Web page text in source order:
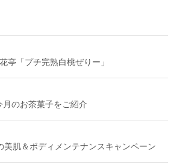
「プチ完熟白桃ぜりー」
のお茶菓子をご紹介
美肌＆ボディメンテナンスキャンペーン